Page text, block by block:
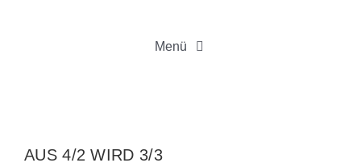
Menü
AUS 4/2 WIRD 3/3